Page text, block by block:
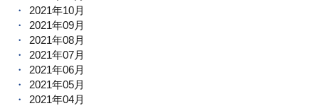
2021年10月
2021年09月
2021年08月
2021年07月
2021年06月
2021年05月
2021年04月